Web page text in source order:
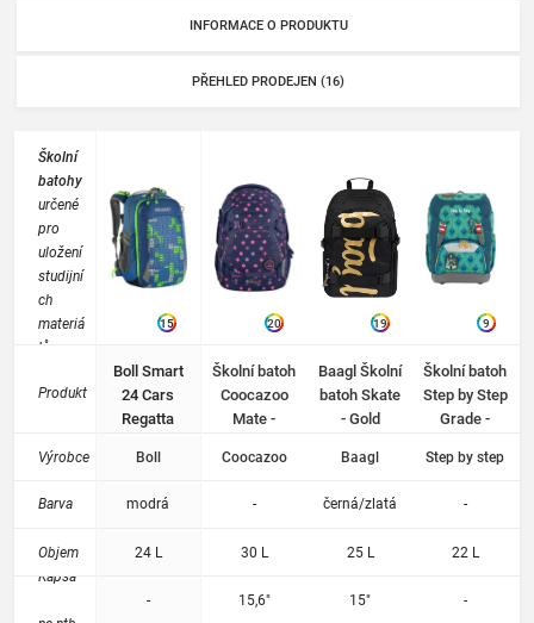
INFORMACE O PRODUKTU
PŘEHLED PRODEJEN (16)
Školní
batohy
určené
pro
uložení
studijní
ch
materiá
lů.
vyrobe
m na
enním
použití
Produkt
Výrobce
Barva
Objem
Kapsa
15
Boll Smart
24 Cars
Regatta
Boll
modrá
24 L
-
20
Školní batoh
Coocazoo
Mate -
Moons
Coocazoo
-
30 L
15,6"
19
Baagl Školní
batoh Skate
- Gold
Baagl
černá/zlatá
25 L
15"
9
Školní batoh
Step by Step
Grade -
zámek
Step by step
-
22 L
-